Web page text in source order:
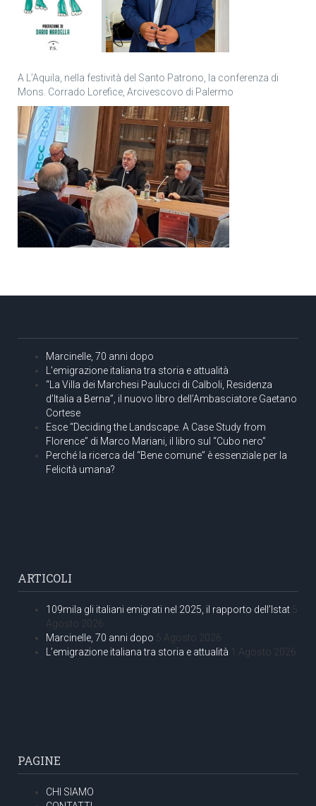
A L’Aquila, nella festività del Santo Patrono, la conferenza di
Mons. Corrado Lorefice, Arcivescovo di Palermo
Marcinelle, 70 anni dopo
L’emigrazione italiana tra storia e attualità
“La Villa dei Marchesi Paulucci di Calboli, Residenza
d’Italia a Berna”, il nuovo libro dell’Ambasciatore Gaetano
Cortese
Esce “Deciding the Landscape. A Case Study from
Florence” di Marco Mariani, il libro sul “Cubo nero”
Perché la ricerca del “Bene comune” è essenziale per la
Felicità umana?
ARTICOLI
109mila gli italiani emigrati nel 2025, il rapporto dell’Istat 5
Agosto 2026
Marcinelle, 70 anni dopo 5 Agosto 2026
L’emigrazione italiana tra storia e attualità 1 Agosto 2026
PAGINE
CHI SIAMO